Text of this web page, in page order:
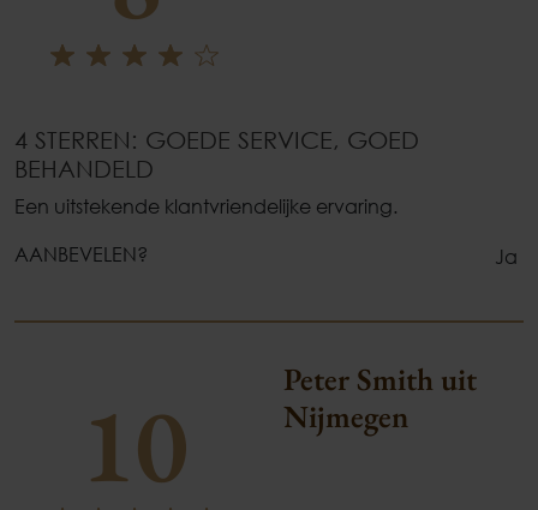
4 STERREN: GOEDE SERVICE, GOED
BEHANDELD
Een uitstekende klantvriendelijke ervaring.
AANBEVELEN?
Ja
10
Peter Smith uit
Nijmegen